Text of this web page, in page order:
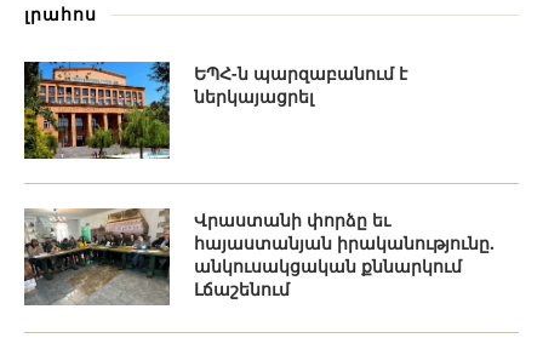
լրահոս
ԵՊՀ-ն պարզաբանում է
ներկայացրել
Վրաստանի փորձը եւ
հայաստանյան իրականությունը.
անկուսակցական քննարկում
Լճաշենում